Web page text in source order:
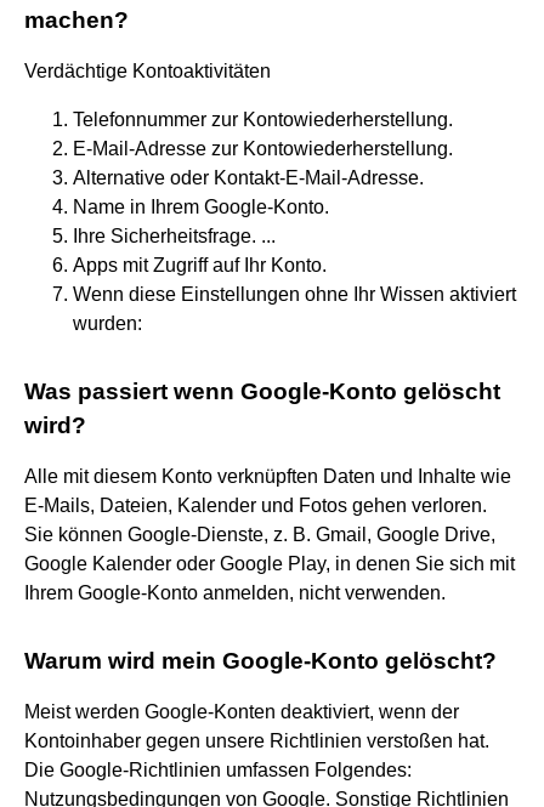
machen?
Verdächtige Kontoaktivitäten
Telefonnummer zur Kontowiederherstellung.
E-Mail-Adresse zur Kontowiederherstellung.
Alternative oder Kontakt-E-Mail-Adresse.
Name in Ihrem Google-Konto.
Ihre Sicherheitsfrage. ...
Apps mit Zugriff auf Ihr Konto.
Wenn diese Einstellungen ohne Ihr Wissen aktiviert
wurden:
Was passiert wenn Google-Konto gelöscht
wird?
Alle mit diesem Konto verknüpften Daten und Inhalte wie
E-Mails, Dateien, Kalender und Fotos gehen verloren.
Sie können Google-Dienste, z. B. Gmail, Google Drive,
Google Kalender oder Google Play, in denen Sie sich mit
Ihrem Google-Konto anmelden, nicht verwenden.
Warum wird mein Google-Konto gelöscht?
Meist werden Google-Konten deaktiviert, wenn der
Kontoinhaber gegen unsere Richtlinien verstoßen hat.
Die Google-Richtlinien umfassen Folgendes:
Nutzungsbedingungen von Google. Sonstige Richtlinien